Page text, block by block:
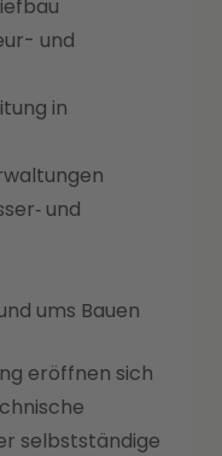
und
in
und
ums Bauen
eröffnen sich
selbstständige